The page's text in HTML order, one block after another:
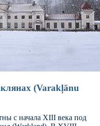
(Varakļānu
с начала XIII века под